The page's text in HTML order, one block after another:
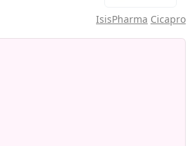
IsisPharma Cicapro